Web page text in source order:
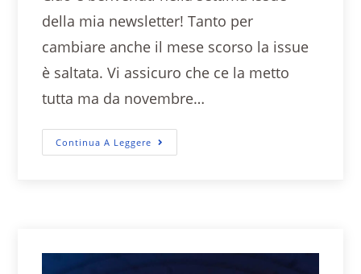
della mia newsletter! Tanto per
cambiare anche il mese scorso la issue
è saltata. Vi assicuro che ce la metto
tutta ma da novembre…
Continua A Leggere